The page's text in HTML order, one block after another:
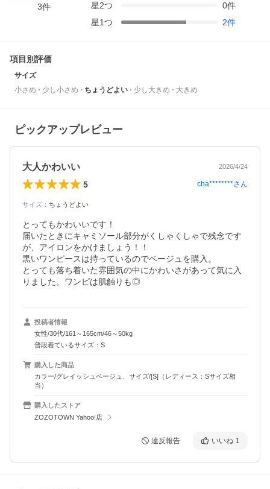
3件
星2つ 0件
星1つ 2件
項目別評価
サイズ
小さめ
少し小さめ ちょうどよい 少し大きめ 大きめ
ピックアップレビュー
大人かわいい 2026/4/24
5 cha********さん
サイズ ： ちょうどよい
とってもかわいいです！
届いたときにキャミソール部分がくしゃくしゃで残念です
が、アイロンをかけましょう！！
黒いワンピースは持っているのでベージュを購入。
とっても落ち着いた雰囲気の中にかわいさがあって気に入
りました。ワンピは肌触りも◎
投稿者情報
女性/30代/161～165cm/46～50kg
普段着ているサイズ：S
購入した商品
カラー/グレイッシュベージュ、サイズ/[S]（レディース：Sサイズ相
当）
購入したストア
ZOZOTOWN Yahoo!店
違反報告 いいね 1